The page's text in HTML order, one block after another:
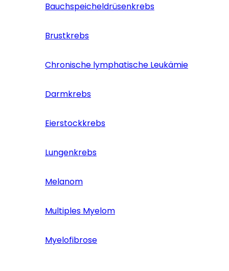
Bauchspeicheldrüsenkrebs
Brustkrebs
Chronische lymphatische Leukämie
Darmkrebs
Eierstockkrebs
Lungenkrebs
Melanom
Multiples Myelom
Myelofibrose